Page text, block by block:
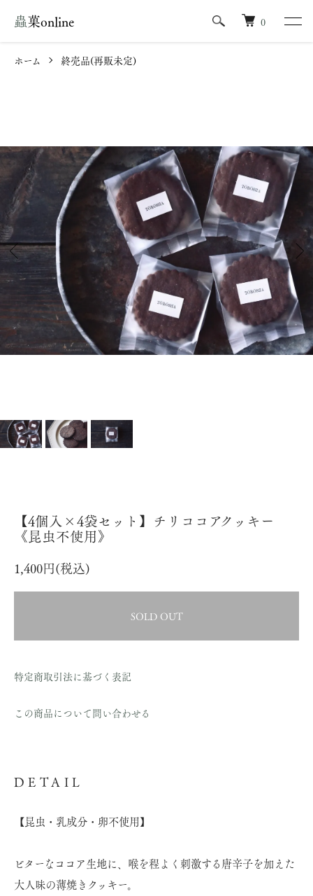
蟲菓online 0
ホーム 終売品(再販未定)
【4個入×4袋セット】チリココアクッキー
《昆虫不使用》
1,400円(税込)
SOLD OUT
特定商取引法に基づく表記
この商品について問い合わせる
DETAIL
【昆虫・乳成分・卵不使用】
ビターなココア生地に、喉を程よく刺激する唐辛子を加えた
大人味の薄焼きクッキー。